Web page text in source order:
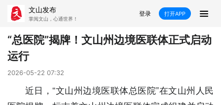
文山发布
掌阅文山，心通世界！
登录 打开APP
新闻
飞卡阅读
“总医院”揭牌！文山州边境医联体正式启动
运行
2026-05-22 07:32
近日，“文山州边境医联体总医院”在文山州人民